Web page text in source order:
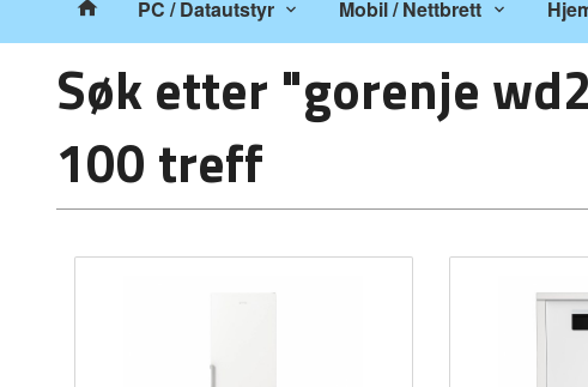
PC / Datautstyr Mobil / Nettbrett
Søk etter "gorenje
100 treff